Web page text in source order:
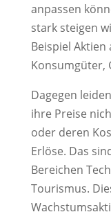
anpassen
stark steigen
Beispiel Aktien
Konsumgüter,
Dagegen
ihre Preise
oder deren
Erlöse. Das
Bereichen
Tourismus.